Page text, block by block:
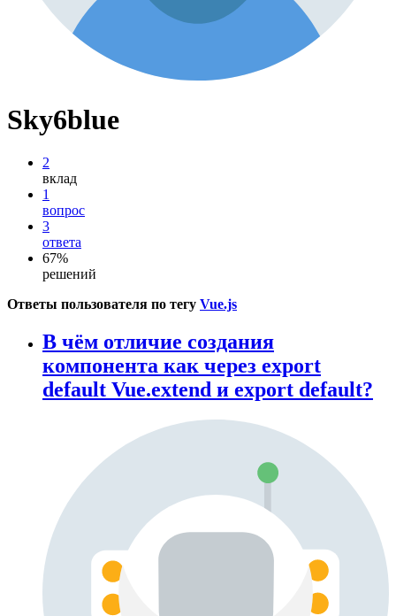
Sky6blue
2
вклад
1
вопрос
3
ответа
67%
решений
Ответы пользователя по тегу Vue.js
В чём отличие создания
компонента как через export
default Vue.extend и export default?